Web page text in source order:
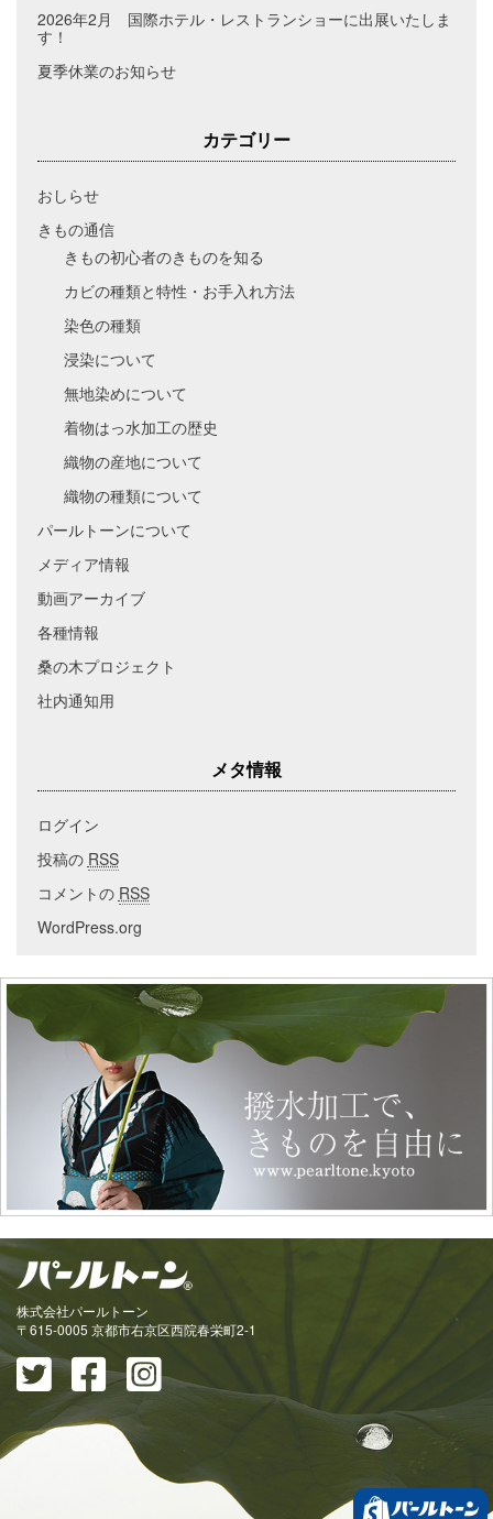
2026年2月 国際ホテル・レストランショーに出展いたしま
す！
夏季休業のお知らせ
カテゴリー
おしらせ
きもの通信
きもの初心者のきものを知る
カビの種類と特性・お手入れ方法
染色の種類
浸染について
無地染めについて
着物はっ水加工の歴史
織物の産地について
織物の種類について
パールトーンについて
メディア情報
動画アーカイブ
各種情報
桑の木プロジェクト
社内通知用
メタ情報
ログイン
投稿の RSS
コメントの RSS
WordPress.org
株式会社パールトーン
〒615-0005 京都市右京区西院春栄町2-1